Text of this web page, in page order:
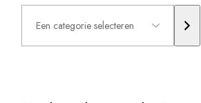
Een
categorie
selecteren